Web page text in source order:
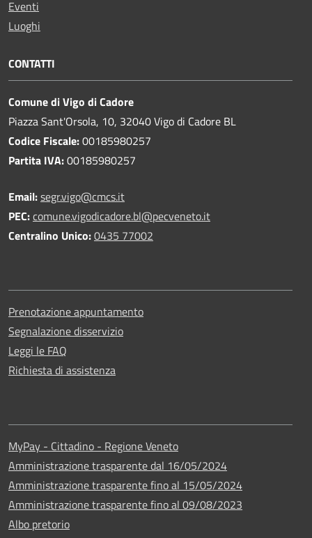
Eventi
Luoghi
CONTATTI
Comune di Vigo di Cadore
Piazza Sant'Orsola, 10, 32040 Vigo di Cadore BL
Codice Fiscale:00185980257
Partita IVA:00185980257
Email:segr.vigo@cmcs.it
PEC:comune.vigodicadore.bl@pecveneto.it
Centralino Unico:0435 77002
Prenotazione appuntamento
Segnalazione disservizio
Leggi le FAQ
Richiesta di assistenza
MyPay - Cittadino - Regione Veneto
Amministrazione trasparente dal 16/05/2024
Amministrazione trasparente fino al 15/05/2024
Amministrazione trasparente fino al 09/08/2023
Albo pretorio